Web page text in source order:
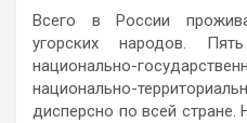
Всего в России
угорских народов.
национально-
национально-
дисперсно по всей